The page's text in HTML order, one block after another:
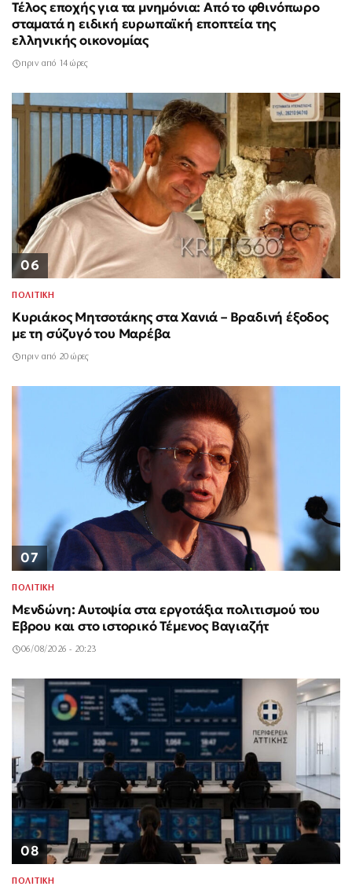
Τέλος εποχής για τα μνημόνια: Από το φθινόπωρο
σταματά η ειδική ευρωπαϊκή εποπτεία της
ελληνικής οικονομίας
πριν από 14 ώρες
06
ΠΟΛΙΤΙΚΗ
Κυριάκος Μητσοτάκης στα Χανιά – Βραδινή έξοδος
με τη σύζυγό του Μαρέβα
πριν από 20 ώρες
07
ΠΟΛΙΤΙΚΗ
Μενδώνη: Αυτοψία στα εργοτάξια πολιτισμού του
Έβρου και στο ιστορικό Τέμενος Βαγιαζήτ
06/08/2026 - 20:23
08
ΠΟΛΙΤΙΚΗ